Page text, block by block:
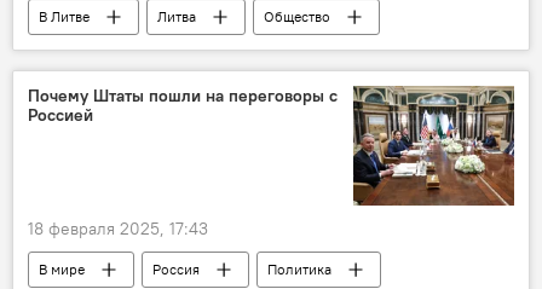
В Литве Литва Общество
Почему Штаты пошли на переговоры с
Россией
18 февраля 2025, 17:43
В мире Россия
Политика